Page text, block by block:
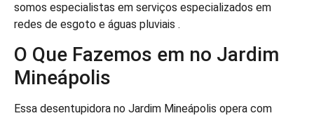
somos especialistas em serviços especializados em
redes de esgoto e águas pluviais .
O Que Fazemos em no Jardim
Mineápolis
Essa desentupidora no Jardim Mineápolis opera com